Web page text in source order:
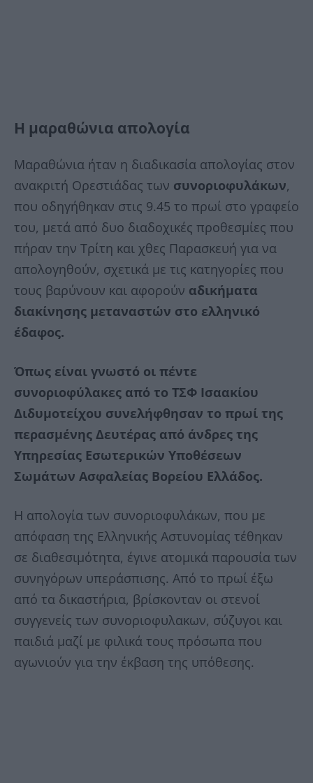
Η μαραθώνια απολογία
Μαραθώνια ήταν η διαδικασία απολογίας στον
ανακριτή Ορεστιάδας των συνοριοφυλάκων,
που οδηγήθηκαν στις 9.45 το πρωί στο γραφείο
του, μετά από δυο διαδοχικές προθεσμίες που
πήραν την Τρίτη και χθες Παρασκευή για να
απολογηθούν, σχετικά με τις κατηγορίες που
τους βαρύνουν και αφορούν αδικήματα
διακίνησης μεταναστών στο ελληνικό
έδαφος.
Όπως είναι γνωστό οι πέντε
συνοριοφύλακες από το ΤΣΦ Ισαακίου
Διδυμοτείχου συνελήφθησαν το πρωί της
περασμένης Δευτέρας από άνδρες της
Υπηρεσίας Εσωτερικών Υποθέσεων
Σωμάτων Ασφαλείας Βορείου Ελλάδος.
Η απολογία των συνοριοφυλάκων, που με
απόφαση της Ελληνικής Αστυνομίας τέθηκαν
σε διαθεσιμότητα, έγινε ατομικά παρουσία των
συνηγόρων υπεράσπισης. Από το πρωί έξω
από τα δικαστήρια, βρίσκονταν οι στενοί
συγγενείς των συνοριοφυλακων, σύζυγοι και
παιδιά μαζί με φιλικά τους πρόσωπα που
αγωνιούν για την έκβαση της υπόθεσης.